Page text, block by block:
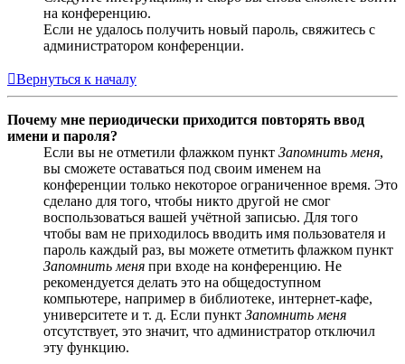
на конференцию.
Если не удалось получить новый пароль, свяжитесь с
администратором конференции.
Вернуться к началу
Почему мне периодически приходится повторять ввод
имени и пароля?
Если вы не отметили флажком пункт Запомнить меня,
вы сможете оставаться под своим именем на
конференции только некоторое ограниченное время. Это
сделано для того, чтобы никто другой не смог
воспользоваться вашей учётной записью. Для того
чтобы вам не приходилось вводить имя пользователя и
пароль каждый раз, вы можете отметить флажком пункт
Запомнить меня при входе на конференцию. Не
рекомендуется делать это на общедоступном
компьютере, например в библиотеке, интернет-кафе,
университете и т. д. Если пункт Запомнить меня
отсутствует, это значит, что администратор отключил
эту функцию.